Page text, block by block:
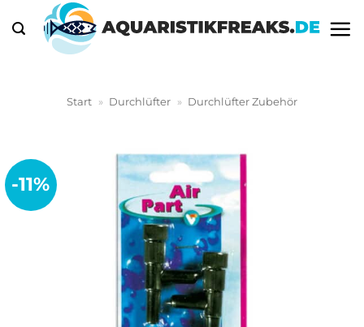
Inhalt
springen
Start » Durchlüfter » Durchlüfter Zubehör
-11%